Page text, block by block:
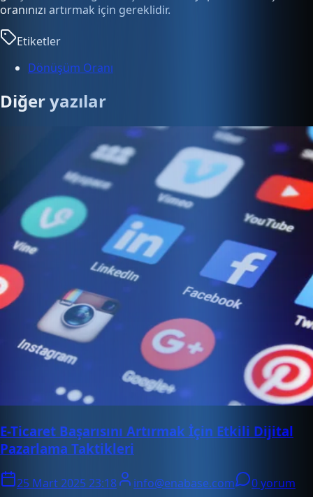
oranınızı artırmak için gereklidir.
Etiketler
Dönüşüm Oranı
Diğer yazılar
E-Ticaret Başarısını Artırmak İçin Etkili Dijital
Pazarlama Taktikleri
25 Mart 2025 23:18 info@enabase.com
0 yorum